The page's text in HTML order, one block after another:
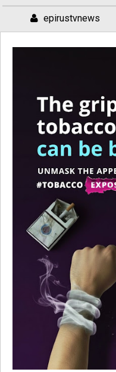
epirustvnews